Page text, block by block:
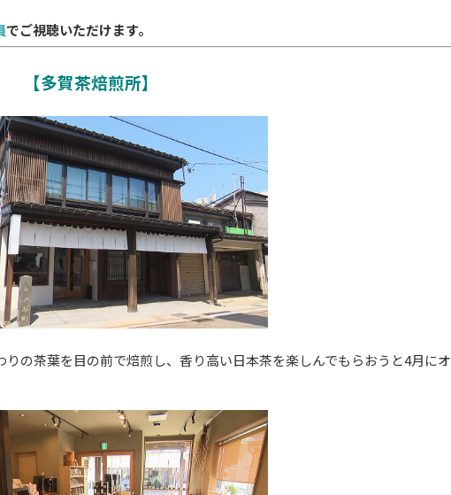
でご視聴いただけます。
【多賀茶焙煎所】
の茶葉を目の前で焙煎し、香り高い日本茶を楽しんでもらおうと4月にオ